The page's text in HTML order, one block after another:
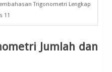
Trigonometri Lengkap
11
Jumlah dan